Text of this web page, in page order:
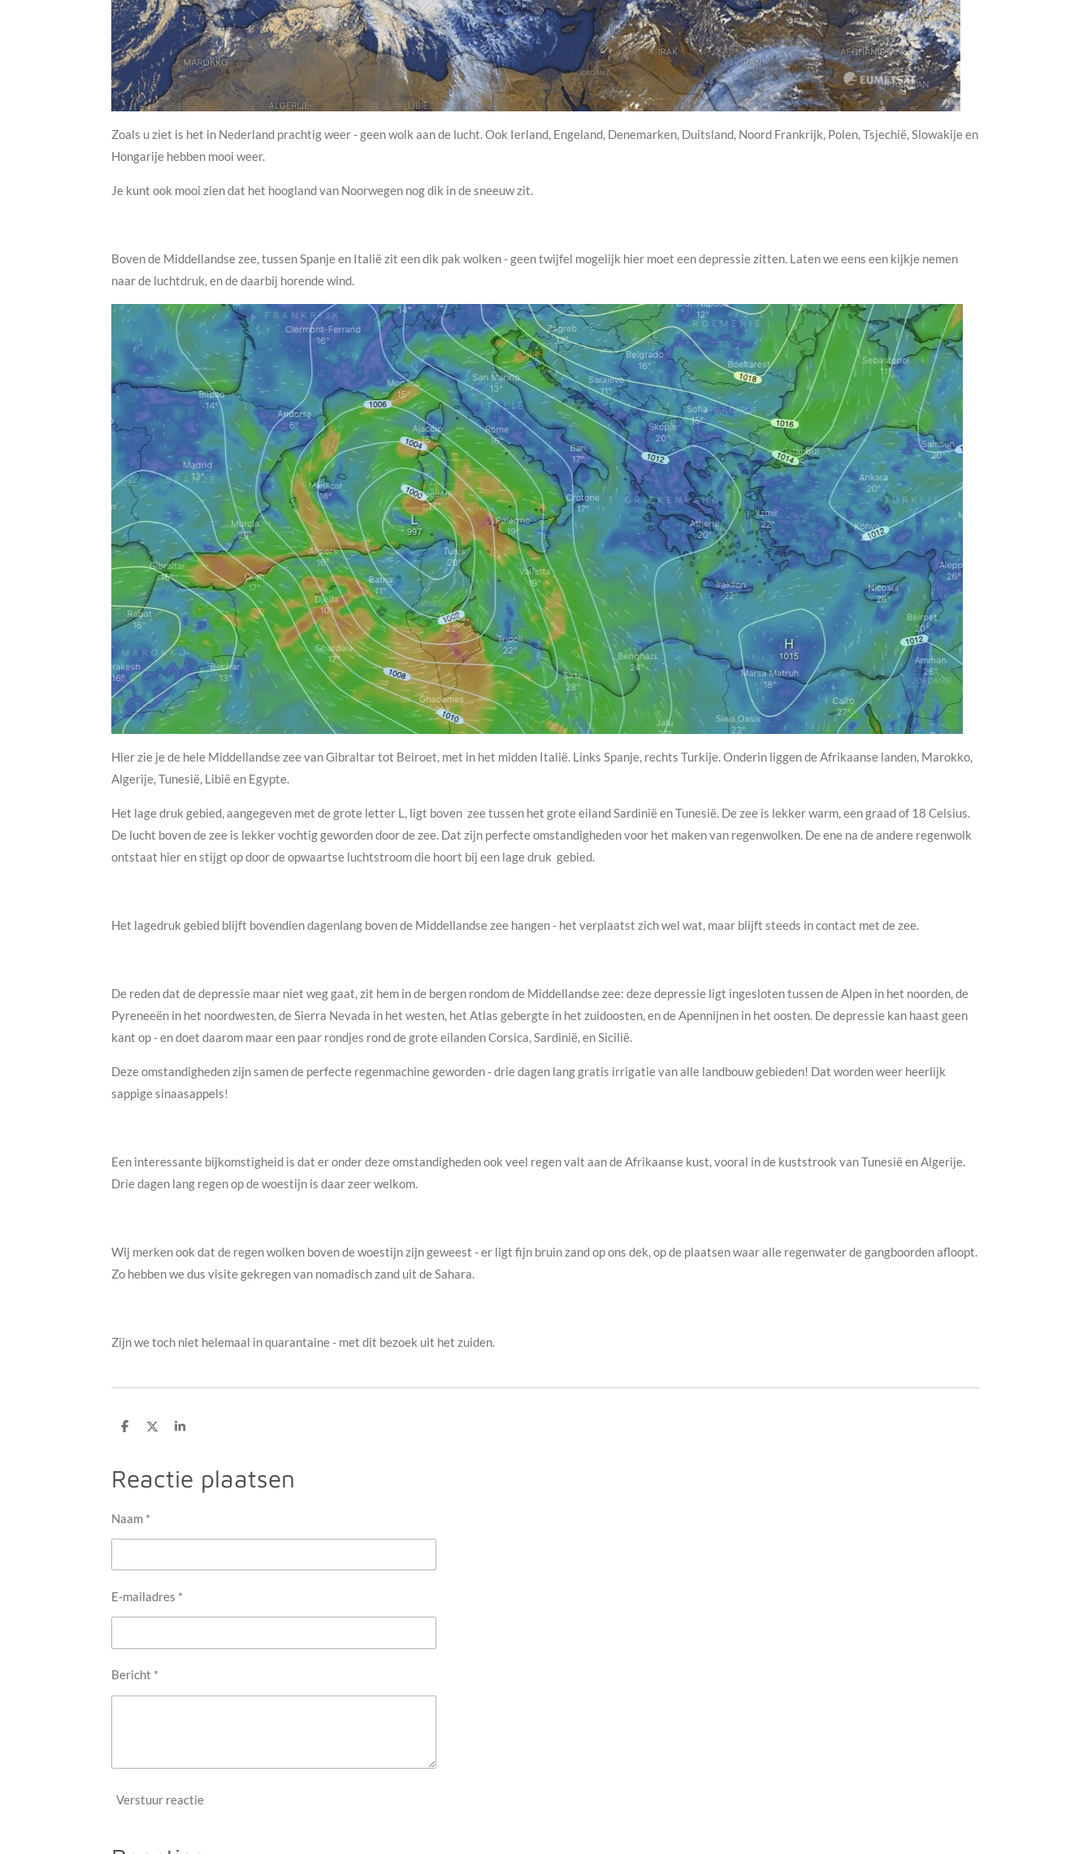
Zoals u ziet is het in Nederland prachtig weer - geen wolk aan de lucht. Ook Ierland, Engeland, Denemarken, Duitsland, Noord Frankrijk, Polen, Tsjechië, Slowakije en
Hongarije hebben mooi weer.
Je kunt ook mooi zien dat het hoogland van Noorwegen nog dik in de sneeuw zit.
Boven de Middellandse zee, tussen Spanje en Italië zit een dik pak wolken - geen twijfel mogelijk hier moet een depressie zitten. Laten we eens een kijkje nemen
naar de luchtdruk, en de daarbij horende wind.
Hier zie je de hele Middellandse zee van Gibraltar tot Beiroet, met in het midden Italië. Links Spanje, rechts Turkije. Onderin liggen de Afrikaanse landen, Marokko,
Algerije, Tunesië, Libië en Egypte.
Het lage druk gebied, aangegeven met de grote letter L, ligt boven zee tussen het grote eilandSardinië en Tunesië. De zee is lekker warm, een graad of 18 Celsius.
De lucht boven de zee is lekker vochtig geworden door de zee. Dat zijn perfecte omstandigheden voor het maken van regenwolken. De ene na de andere regenwolk
ontstaat hier en stijgt op door de opwaartse luchtstroom die hoort bij een lage druk gebied.
Het lagedruk gebied blijft bovendien dagenlang boven de Middellandse zee hangen - het verplaatst zich wel wat, maar blijft steeds in contact met de zee.
De reden dat de depressie maar niet weg gaat, zit hem in de bergen rondom de Middellandse zee: deze depressie ligt ingesloten tussen de Alpen in het noorden, de
Pyreneeën in het noordwesten, de Sierra Nevada in het westen, het Atlas gebergte in het zuidoosten, en de Apennijnen in het oosten. De depressie kan haast geen
kant op - en doet daarom maar een paar rondjes rond de grote eilanden Corsica, Sardinië, en Sicilië.
Deze omstandigheden zijn samen de perfecte regenmachine geworden - drie dagen lang gratis irrigatie van alle landbouw gebieden! Dat worden weer heerlijk
sappige sinaasappels!
Een interessante bijkomstigheid is dat er onder deze omstandigheden ook veel regen valt aan de Afrikaanse kust, vooral in de kuststrook van Tunesië en Algerije.
Drie dagen lang regen op de woestijn is daar zeer welkom.
Wij merken ook dat de regen wolken boven de woestijn zijn geweest - er ligt fijn bruin zand op ons dek, op de plaatsen waar alle regenwater de gangboorden afloopt.
Zo hebben we dus visite gekregen van nomadisch zand uit de Sahara.
Zijn we toch niet helemaal in quarantaine - met dit bezoek uit het zuiden.
D
n
D
S
e
Reactie plaatsen
Naam *
E-mailadres *
Bericht *
Verstuur reactie